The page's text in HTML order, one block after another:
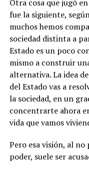
Otra cosa que jugó
fue la siguiente,
muchos hemos
sociedad distinta a
Estado es un poco
mismo a construir
alternativa. La idea
del Estado vas a
la sociedad, en un
concentrarte ahora
vida que vamos
Pero esa visión, al
poder, suele ser